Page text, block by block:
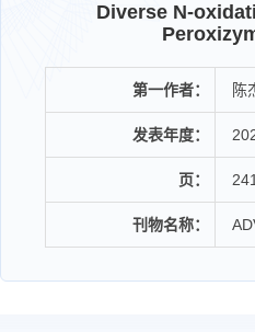
Diverse N-
第一作者： 陈
发表年度：
页：
刊物名称：